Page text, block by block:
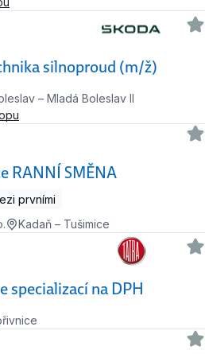
silnoproud (m/ž)
– Mladá Boleslav II
RANNÍ SMĚNA
prvními
Kadaň – Tušimice
specializací na DPH